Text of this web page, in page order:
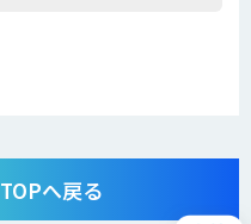
へ戻る